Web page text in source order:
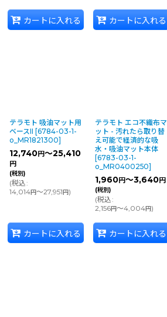
カートに入れる カートに入れる
テラモト 吸油マット用
ベースII [6784-03-1-
o_MR1821300]
12,740円～25,410
円
(税別)
(税込:
14,014円～27,951円)
カートに入れる
テラモト エコ不織布マ
ット - 汚れたら取り替
え可能で経済的な吸
水・吸油マット本体
[6783-03-1-
o_MR0400250]
1,960円～3,640円
(税別)
(税込:
2,156円～4,004円)
カートに入れる